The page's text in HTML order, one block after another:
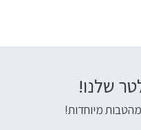
שלנו!
מיוחדות!